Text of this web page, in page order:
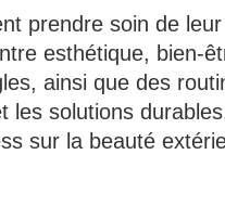
prendre soin de
esthétique, bien-
ainsi que des
les solutions
sur la beauté